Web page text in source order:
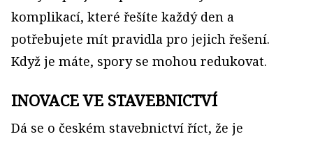
komplikací, které řešíte každý den a
potřebujete mít pravidla pro jejich řešení.
Když je máte, spory se mohou redukovat.
INOVACE VE STAVEBNICTVÍ
Dá se o českém stavebnictví říct, že je